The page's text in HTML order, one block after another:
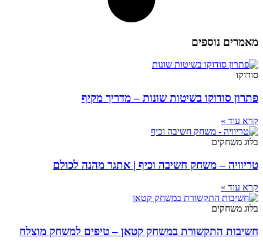
מאמרים נוספים
סודוקו
פתרון סודוקו בשיטות שונות – מדריך מקיף
קרא עוד »
בלוג משחקים
טריוויה – משחק חשיבה וכיף | אתגר מהנה לכולם
קרא עוד »
בלוג משחקים
חשיבות התקשורת במשחק קטאן – טיפים למשחק מוצלח